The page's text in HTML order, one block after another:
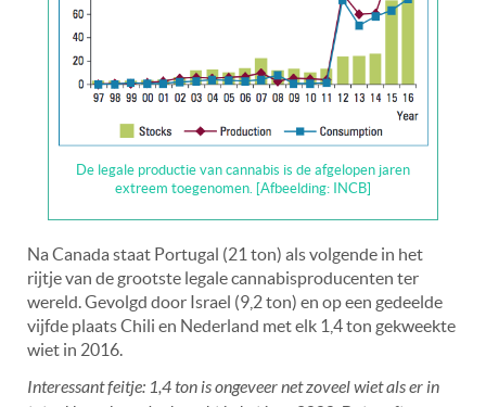
De legale productie van cannabis is de afgelopen jaren
extreem toegenomen. [Afbeelding: INCB]
Na Canada staat Portugal (21 ton) als volgende in het
rijtje van de grootste legale cannabisproducenten ter
wereld. Gevolgd door Israel (9,2 ton) en op een gedeelde
vijfde plaats Chili en Nederland met elk 1,4 ton gekweekte
wiet in 2016.
Interessant feitje: 1,4 ton is ongeveer net zoveel wiet als er in